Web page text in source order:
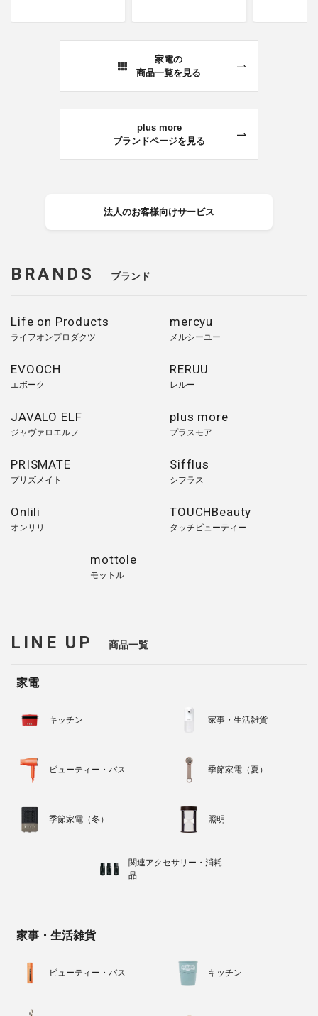
家電の
商品一覧を見る
plus more
ブランドページを見る
法人のお客様向けサービス
BRANDS ブランド
Life on Products
ライフオンプロダクツ
mercyu
メルシーユー
EVOOCH
エボーク
RERUU
レルー
JAVALO ELF
ジャヴァロエルフ
plus more
プラスモア
PRISMATE
プリズメイト
Sifflus
シフラス
Onlili
オンリリ
TOUCHBeauty
タッチビューティー
mottole
モットル
LINE UP 商品一覧
家電
キッチン 家事・生活雑貨
ビューティー・バス 季節家電（夏）
季節家電（冬） 照明
関連アクセサリー・消耗
品
家事・生活雑貨
ビューティー・バス キッチン